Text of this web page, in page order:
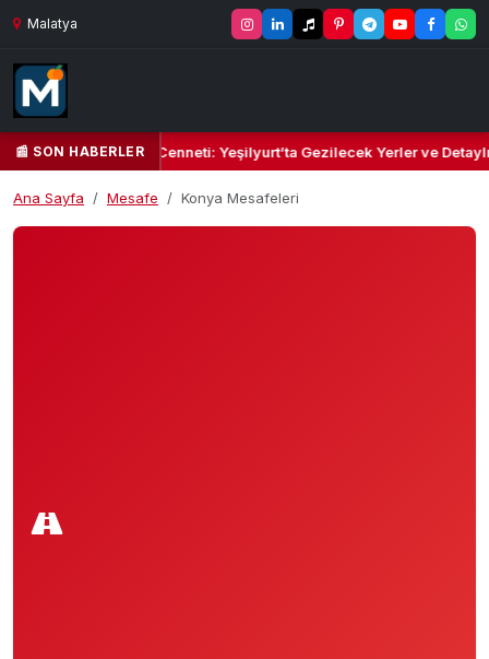
Malatya
📰 SON HABERLER
Yeşil Kalbi ve Kültür Cenneti: Yeşilyurt’ta Gezilecek Yerler ve Detaylı
Ana Sayfa Mesafe Konya Mesafeleri